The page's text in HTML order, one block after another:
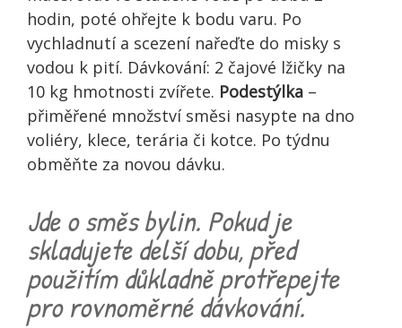
hodin, poté ohřejte k bodu varu. Po
vychladnutí a scezení nařeďte do misky s
vodou k pití. Dávkování: 2 čajové lžičky na
10 kg hmotnosti zvířete. Podestýlka –
přiměřené množství směsi nasypte na dno
voliéry, klece, terária či kotce. Po týdnu
obměňte za novou dávku.
Jde o směs bylin. Pokud je
skladujete delší dobu, před
použitím důkladně protřepejte
pro rovnoměrné dávkování.